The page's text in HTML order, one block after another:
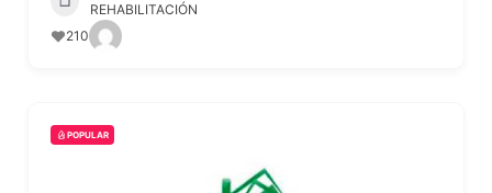
REHABILITACIÓN
210
POPULAR